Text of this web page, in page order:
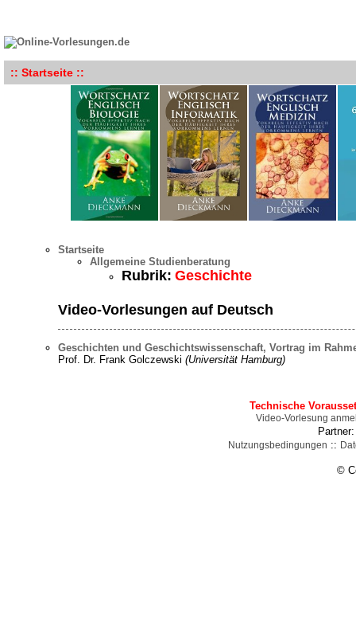
:: Startseite ::
Startseite
Allgemeine Studienberatung
Rubrik: Geschichte
Video-Vorlesungen auf Deutsch
Geschichten und Geschichtswissenschaft, Vortrag im
Prof. Dr. Frank Golczewski (Universität Hamburg)
Technische
Video-Vorlesung
Nutzungsbedingungen ::
©